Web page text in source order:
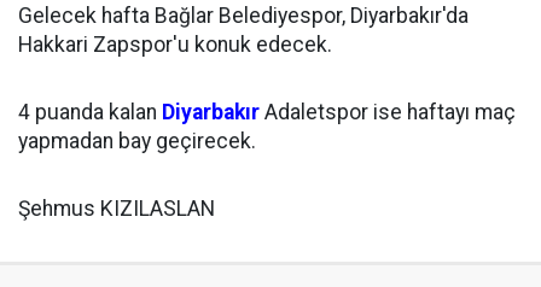
Gelecek hafta Bağlar Belediyespor, Diyarbakır'da
Hakkari Zapspor'u konuk edecek.
4 puanda kalan Diyarbakır Adaletspor ise haftayı maç
yapmadan bay geçirecek.
Şehmus KIZILASLAN